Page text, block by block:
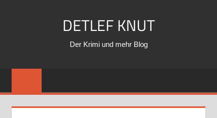
DETLEF KNUT
Der Krimi und mehr Blog